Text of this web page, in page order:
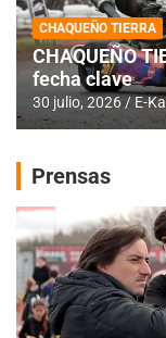
CHAQUEÑO TIERRA
CHAQUEÑO
fecha clave
30 julio, 2026 E-
Prensas